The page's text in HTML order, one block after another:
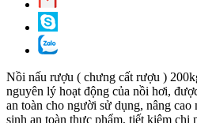
Nồi nấu rượu ( chưng cất rượu )
nguyên lý hoạt động của nồi hơi,
an toàn cho người sử dụng, nâng cao
sinh an toàn thực phẩm, tiết kiệm chi